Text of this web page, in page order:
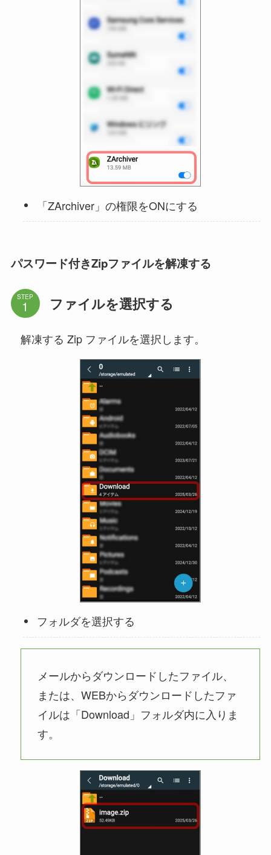
「ZArchiver」の権限をONにする
パスワード付きZipファイルを解凍する
STEP ファイルを選択する
解凍する Zip ファイルを選択します。
フォルダを選択する
メールからダウンロードしたファイル、
または、WEBからダウンロードしたファ
イルは「Download」フォルダ内に入りま
す。